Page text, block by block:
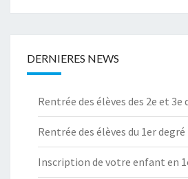
DERNIERES NEWS
Rentrée des élèves des 2e et 3e
Rentrée des élèves du 1er degré
Inscription de votre enfant en